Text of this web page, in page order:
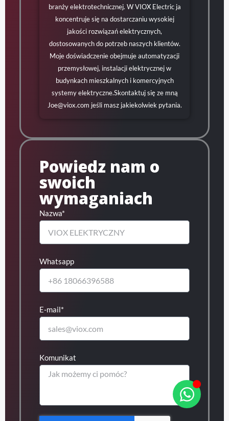
branży elektrotechnicznej. W VIOX Electric ja
koncentruje się na dostarczaniu wysokiej
jakości rozwiązań elektrycznych,
dostosowanych do potrzeb naszych klientów.
Moje doświadczenie obejmuje automatyzacji
przemysłowej, instalacji elektrycznej w
budynkach mieszkalnych i komercyjnych
systemy elektryczne.Skontaktuj się ze mną
Joe@viox.com jeśli masz jakiekolwiek pytania.
Powiedz nam o
swoich
wymaganiach
Nazwa*
Whatsapp
E-mail*
Komunikat